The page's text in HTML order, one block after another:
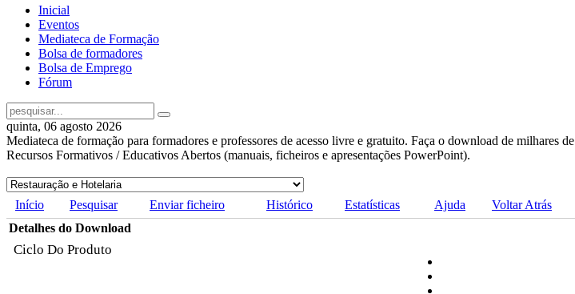
Inicial
Eventos
Mediateca de Formação
Bolsa de formadores
Bolsa de Emprego
Fórum
quinta, 06 agosto 2026
Mediateca de formação para formadores e professores de acesso livre e gratuito. Faça o download de milhares de
Recursos Formativos / Educativos Abertos (manuais, ficheiros e apresentações PowerPoint).
Início Pesquisar Enviar ficheiro Histórico Estatísticas Ajuda
Voltar Atrás
Detalhes do Download
Ciclo Do Produto